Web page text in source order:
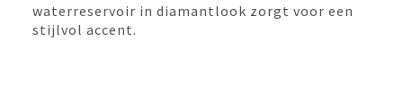
waterreservoir in diamantlook zorgt voor een
stijlvol accent.